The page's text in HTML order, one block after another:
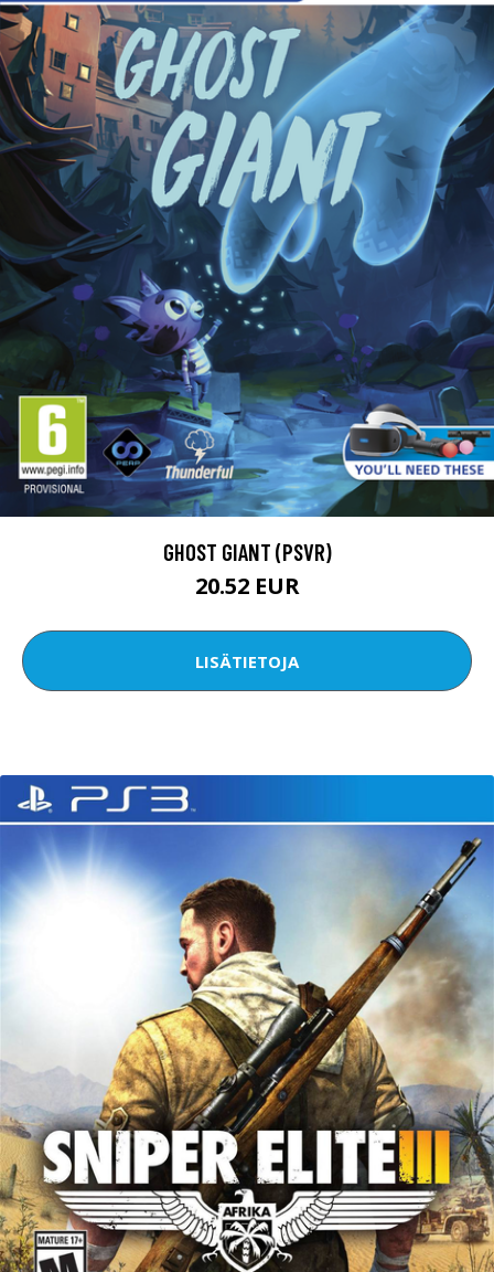
GHOST GIANT (PSVR)
20.52 EUR
LISÄTIETOJA